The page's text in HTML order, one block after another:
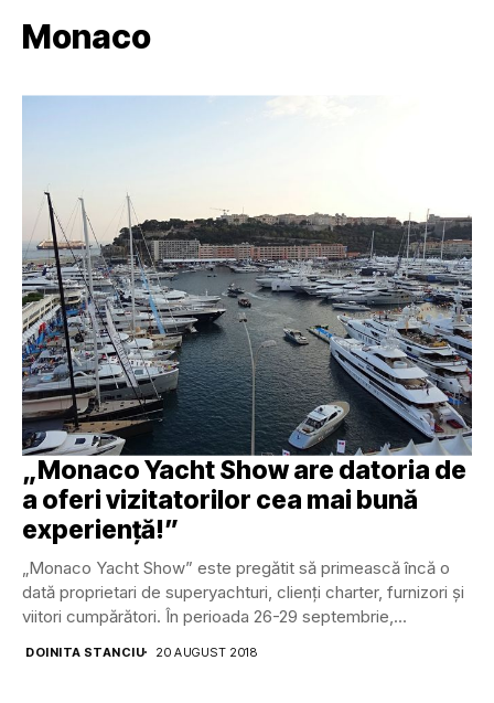
Monaco
„Monaco Yacht Show are datoria de
a oferi vizitatorilor cea mai bună
experiență!”
„Monaco Yacht Show” este pregătit să primească încă o
dată proprietari de superyachturi, clienți charter, furnizori și
viitori cumpărători. În perioada 26-29 septembrie,...
DOINITA STANCIU 20 AUGUST 2018